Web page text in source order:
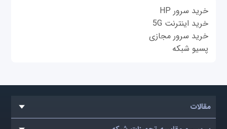
خرید سرور HP
خرید اینترنت 5G
خرید سرور مجازی
پسیو شبکه
مقالات